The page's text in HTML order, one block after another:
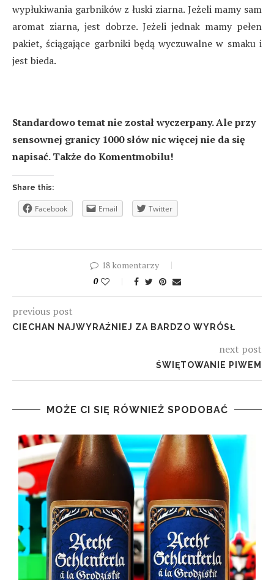
wypłukiwania garbników z łuski ziarna. Jeżeli mamy sam
aromat ziarna, jest dobrze. Jeżeli jednak mamy pełen
pakiet, ściągające garbniki będą wyczuwalne w smaku i
jest bieda.
Standardowo temat nie został wyczerpany. Ale przy
sensownej granicy 1000 słów nic więcej nie da się
napisać. Także do Komentmobilu!
Share this:
Facebook Email Twitter
18 komentarzy
0
previous post
CIECHAN NAJWYRAŹNIEJ ZA BARDZO WYRÓSŁ
next post
ŚWIĘTOWANIE PIWEM
MOŻE CI SIĘ RÓWNIEŻ SPODOBAĆ